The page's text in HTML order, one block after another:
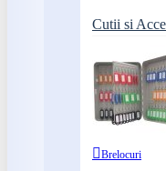
Cutii si
Brelocuri